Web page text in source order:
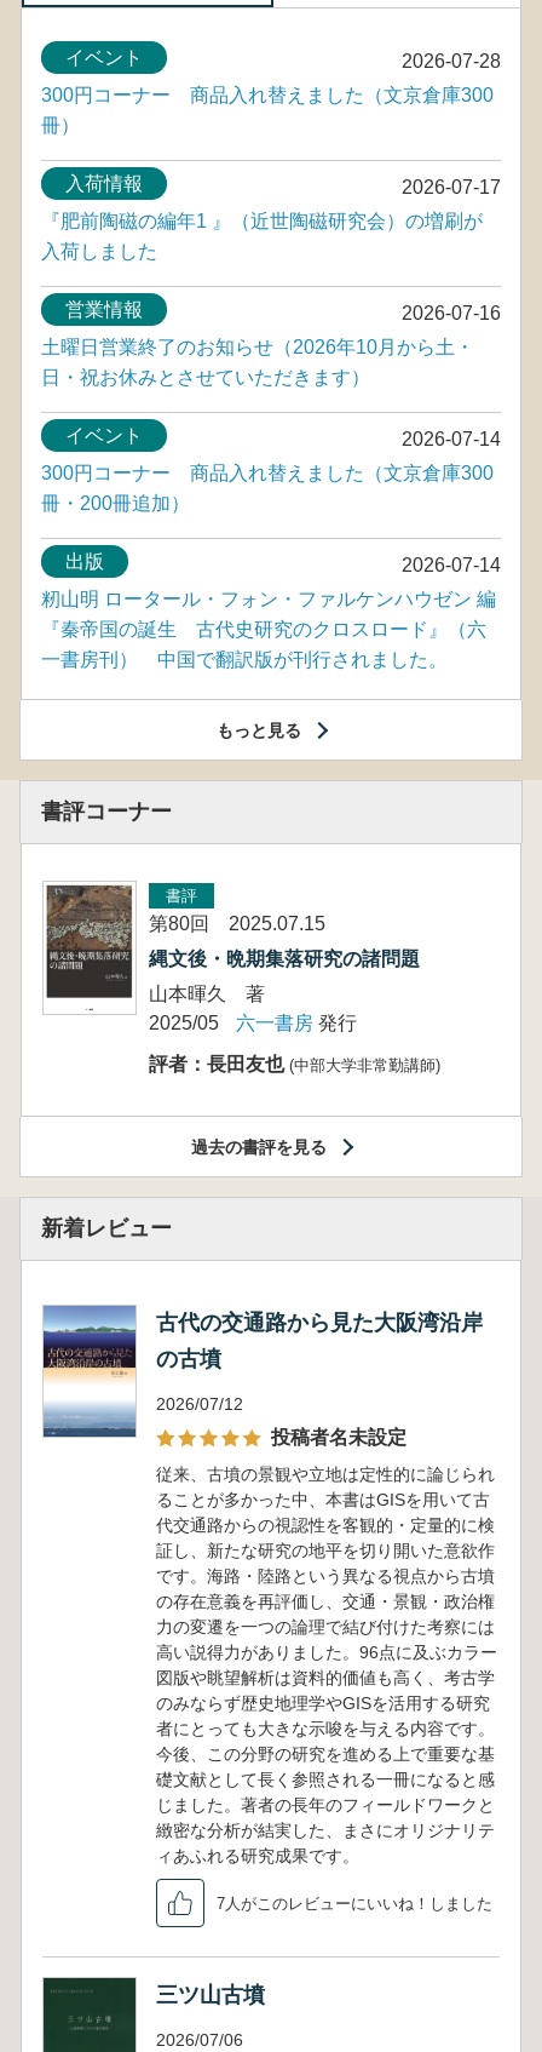
2026-07-28
イベント
300円コーナー 商品入れ替えました（文京倉庫300
冊）
2026-07-17
入荷情報
『肥前陶磁の編年1 』（近世陶磁研究会）の増刷が
入荷しました
2026-07-16
営業情報
土曜日営業終了のお知らせ（2026年10月から土・
日・祝お休みとさせていただきます）
2026-07-14
イベント
300円コーナー 商品入れ替えました（文京倉庫300
冊・200冊追加）
2026-07-14
出版
籾山明 ロータール・フォン・ファルケンハウゼン 編
『秦帝国の誕生 古代史研究のクロスロード』（六
一書房刊） 中国で翻訳版が刊行されました。
もっと見る
書評コーナー
書評
第80回 2025.07.15
縄文後・晩期集落研究の諸問題
山本暉久 著
2025/05
六一書房 発行
評者：長田友也 (中部大学非常勤講師)
過去の書評を見る
新着レビュー
古代の交通路から見た大阪湾沿岸
の古墳
2026/07/12
投稿者名未設定
従来、古墳の景観や立地は定性的に論じられ
ることが多かった中、本書はGISを用いて古
代交通路からの視認性を客観的・定量的に検
証し、新たな研究の地平を切り開いた意欲作
です。海路・陸路という異なる視点から古墳
の存在意義を再評価し、交通・景観・政治権
力の変遷を一つの論理で結び付けた考察には
高い説得力がありました。96点に及ぶカラー
図版や眺望解析は資料的価値も高く、考古学
のみならず歴史地理学やGISを活用する研究
者にとっても大きな示唆を与える内容です。
今後、この分野の研究を進める上で重要な基
礎文献として長く参照される一冊になると感
じました。著者の長年のフィールドワークと
緻密な分析が結実した、まさにオリジナリテ
ィあふれる研究成果です。
7人がこのレビューにいいね！しました
三ツ山古墳
2026/07/06